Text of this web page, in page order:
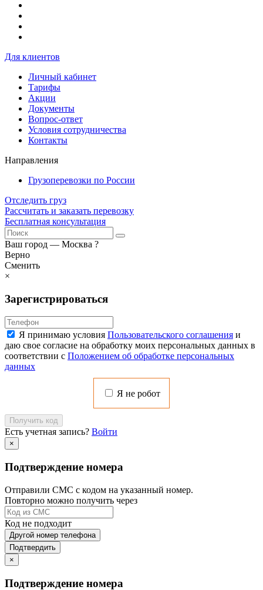
Для клиентов
Личный кабинет
Тарифы
Акции
Документы
Вопрос-ответ
Условия сотрудничества
Контакты
Направления
Грузоперевозки по России
Отследить груз
Рассчитать и заказать перевозку
Бесплатная консультация
Ваш город — Москва ?
Верно
Сменить
×
Зарегистрироваться
Я принимаю условия Пользовательского соглашения и
даю свое согласие на обработку моих персональных данных в
соответствии с Положением об обработке персональных
данных
Я не робот
Получить код
Есть учетная запись? Войти
×
Подтверждение номера
Отправили СМС с кодом на указанный номер.
Повторно можно получить через
Код не подходит
Другой номер телефона
Подтвердить
×
Подтверждение номера